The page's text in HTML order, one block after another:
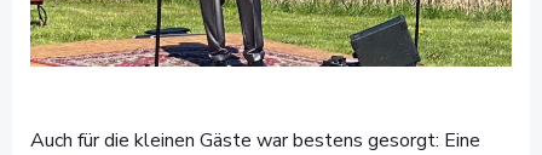
Auch für die kleinen Gäste war bestens gesorgt: Eine